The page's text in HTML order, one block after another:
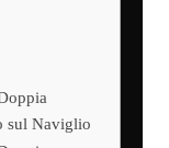
sul Naviglio